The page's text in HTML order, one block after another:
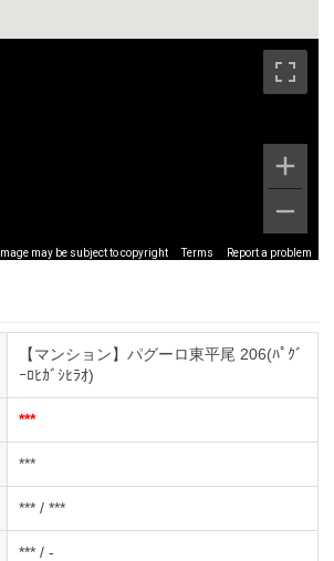
Image may be subject to copyright Terms Report a problem
【マンション】パグーロ東平尾 206(ﾊﾟｸﾞ
ｰﾛﾋｶﾞｼﾋﾗｵ)
***
***
*** / ***
*** / -